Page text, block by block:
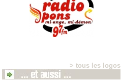
> tous les logos